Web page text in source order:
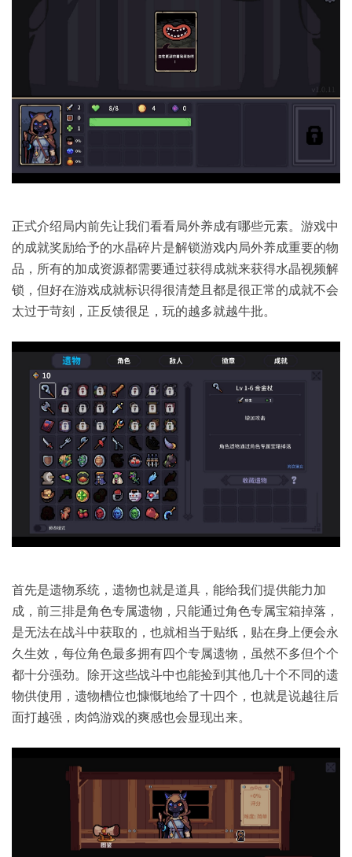
正式介绍局内前先让我们看看局外养成有哪些元素。游戏中
的成就奖励给予的水晶碎片是解锁游戏内局外养成重要的物
品，所有的加成资源都需要通过获得成就来获得水晶视频解
锁，但好在游戏成就标识得很清楚且都是很正常的成就不会
太过于苛刻，正反馈很足，玩的越多就越牛批。
首先是遗物系统，遗物也就是道具，能给我们提供能力加
成，前三排是角色专属遗物，只能通过角色专属宝箱掉落，
是无法在战斗中获取的，也就相当于贴纸，贴在身上便会永
久生效，每位角色最多拥有四个专属遗物，虽然不多但个个
都十分强劲。除开这些战斗中也能捡到其他几十个不同的遗
物供使用，遗物槽位也慷慨地给了十四个，也就是说越往后
面打越强，肉鸽游戏的爽感也会显现出来。